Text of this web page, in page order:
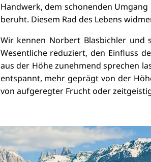
Handwerk, dem schonenden
beruht. Diesem Rad des Lebens
Wir kennen Norbert Blasbichler und
Wesentliche reduziert, den Einfluss
aus der Höhe zunehmend sprechen
entspannt, mehr geprägt von der
von aufgeregter Frucht oder